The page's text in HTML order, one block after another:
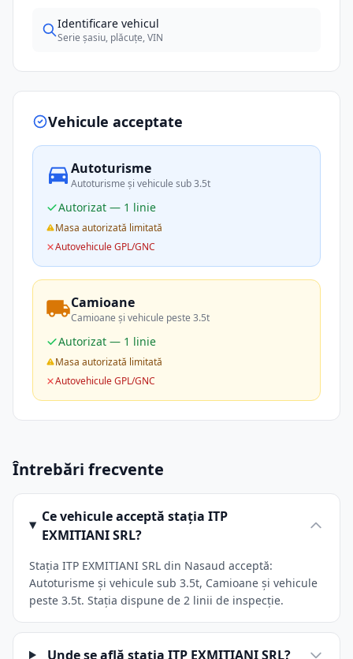
Identificare vehicul
Serie șasiu, plăcuțe, VIN
Vehicule acceptate
Autoturisme
Autoturisme și vehicule sub 3.5t
Autorizat — 1 linie
Masa autorizată limitată
Autovehicule GPL/GNC
Camioane
Camioane și vehicule peste 3.5t
Autorizat — 1 linie
Masa autorizată limitată
Autovehicule GPL/GNC
Întrebări frecvente
Ce vehicule acceptă stația ITP
EXMITIANI SRL?
Stația ITP EXMITIANI SRL din Nasaud acceptă:
Autoturisme și vehicule sub 3.5t, Camioane și vehicule
peste 3.5t. Stația dispune de 2 linii de inspecție.
Unde se află stația ITP EXMITIANI SRL?